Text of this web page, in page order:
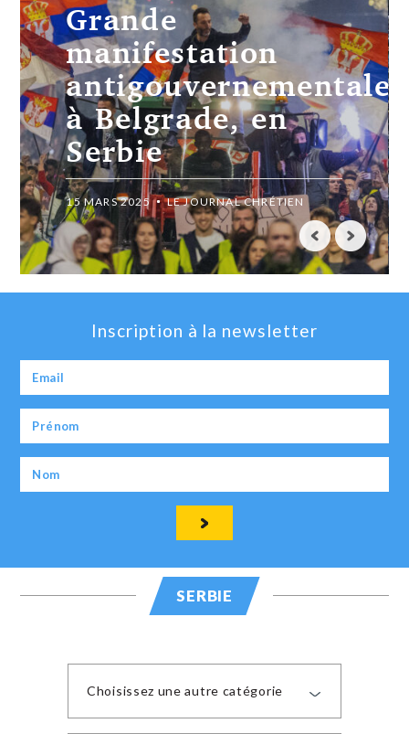
Grande
manifestation
antigouvernementale
à Belgrade, en
Serbie
15 MARS 2025 LE JOURNAL CHRÉTIEN
Inscription à la newsletter
SERBIE
Choisissez une autre catégorie